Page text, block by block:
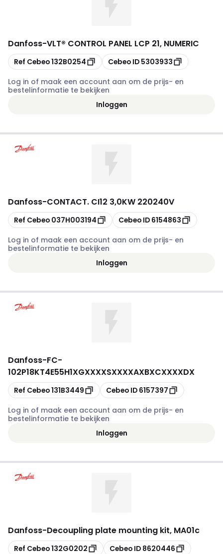
Danfoss-VLT® CONTROL PANEL LCP 21, NUMERIC
Kopiëren
Ref Cebeo132B0254 Kopiëren
Cebeo ID 5303933
Log in of maak een account aan om de prijs- en
bestelinformatie te bekijken
Inloggen
Danfoss-CONTACT. CI12 3,0KW 220240V
Kopiëren
Ref Cebeo 037H003194 Kopiëren
Cebeo ID 6154863
Log in of maak een account aan om de prijs- en
bestelinformatie te bekijken
Inloggen
Danfoss-FC-
102P18KT4E55H1XGXXXXSXXXXAXBXCXXXXDX
Kopiëren
Ref Cebeo131B3449 Kopiëren
Cebeo ID 6157397
Log in of maak een account aan om de prijs- en
bestelinformatie te bekijken
Inloggen
Danfoss-Decoupling plate mounting kit, MA01c
Kopiëren
Ref Cebeo132G0202 Kopiëren
Cebeo ID 8620446